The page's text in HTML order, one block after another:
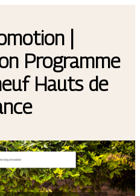
|
Programme
Hauts de